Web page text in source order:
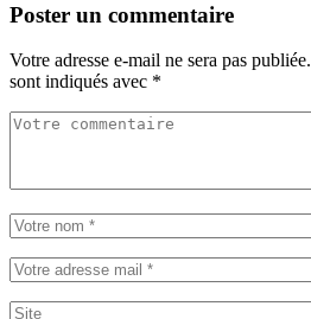
Poster un commentaire
Votre adresse e-mail ne sera pas publiée.
sont indiqués avec *